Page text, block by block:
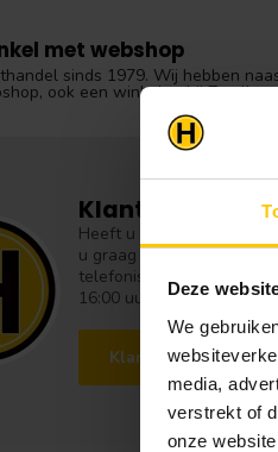
Deze
We
media,
verstrekt of
onze
met webshop
sinds 1979. Wij hebben
ook een winkel nabij Zwolle.
Klantenservice
Heeft u vragen over onze
u graag te woord en
telefonische helpdesk
16:00 uur.
Klantenservice